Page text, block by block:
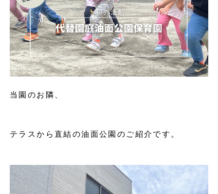
当園のお隣、
テラスから直結の油面公園のご紹介です。